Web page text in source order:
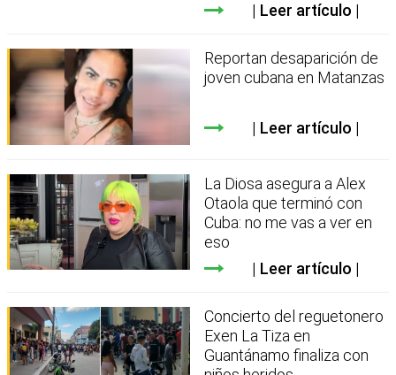
Leer artículo
Reportan desaparición de
joven cubana en Matanzas
Leer artículo
La Diosa asegura a Alex
Otaola que terminó con
Cuba: no me vas a ver en
eso
Leer artículo
Concierto del reguetonero
Exen La Tiza en
Guantánamo finaliza con